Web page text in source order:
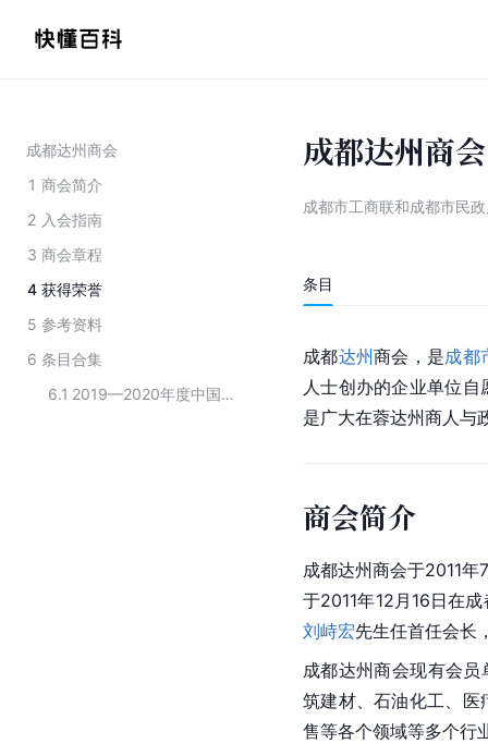
成都达州商会
1 商会简介
2 入会指南
3 商会章程
4 获得荣誉
5 参考资料
6 条目合集
6.1
2019—2020年度中国“四好”商会名单（四川省）
成都达州商会
成都市工商联和成都市民
条目
成都达州商会，是成都
人士创办的企业单位
是广大在蓉达州商人与
商会简介
成都达州商会于2011
于2011年12月16日在
刘峙宏先生任首任会长
成都达州商会现有会
筑建材、石油化工、医
售等各个领域等多个行